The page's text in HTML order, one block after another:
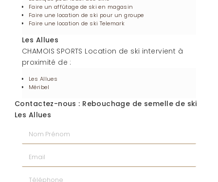
Faire un affûtage de ski en magasin
Faire une location de ski pour un groupe
Faire une location de ski Telemark
Les Allues
CHAMOIS SPORTS Location de ski intervient à
proximité de :
Les Allues
Méribel
Contactez-nous : Rebouchage de semelle de ski
Les Allues
Nom Prénom
Email
Téléphone